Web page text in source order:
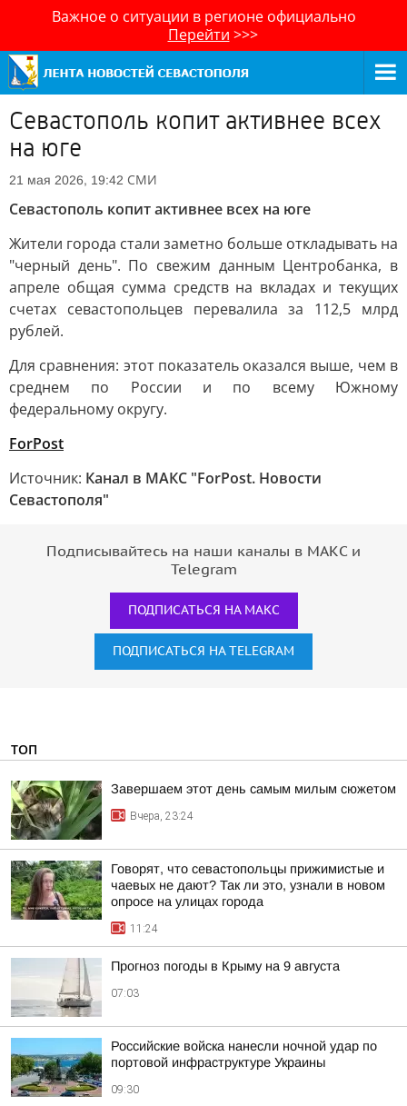
Важное о ситуации в регионе официально
Перейти >>>
Севастополь копит активнее всех
на юге
21 мая 2026, 19:42 СМИ
Севастополь копит активнее всех на юге
Жители города стали заметно больше откладывать на
"черный день". По свежим данным Центробанка, в
апреле общая сумма средств на вкладах и текущих
счетах севастопольцев перевалила за 112,5 млрд
рублей.
Для сравнения: этот показатель оказался выше, чем в
среднем по России и по всему Южному
федеральному округу.
ForPost
Источник: Канал в МАКС "ForPost. Новости
Севастополя"
Подписывайтесь на наши каналы в МАКС и
Telegram
ПОДПИСАТЬСЯ НА МАКС
ПОДПИСАТЬСЯ НА TELEGRAM
ТОП
Завершаем этот день самым милым сюжетом
Вчера, 23:24
Говорят, что севастопольцы прижимистые и
чаевых не дают? Так ли это, узнали в новом
опросе на улицах города
11:24
Прогноз погоды в Крыму на 9 августа
07:03
Российские войска нанесли ночной удар по
портовой инфраструктуре Украины
09:30